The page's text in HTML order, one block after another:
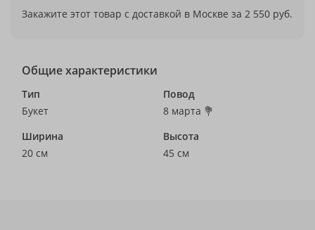
Закажите этот товар с доставкой в Москве за 2 550 руб.
Общие характеристики
Тип
Букет
Повод
8 марта 💐
Ширина
20 см
Высота
45 см